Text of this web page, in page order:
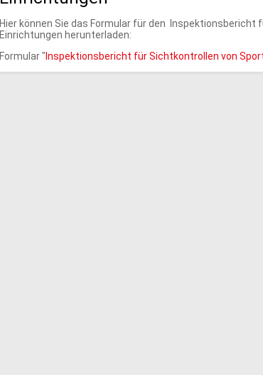
Hier können Sie das Formular für den
Einrichtungen herunterladen:
Formular " Inspektionsbericht für Sichtkontrollen von